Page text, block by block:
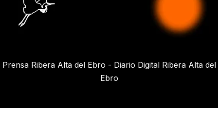
Prensa Ribera Alta del Ebro - Diario Digital Ribera Alta del
Ebro